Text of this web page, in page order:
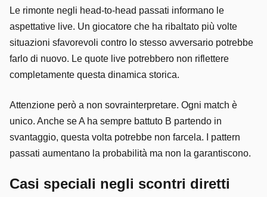
Le rimonte negli head-to-head passati informano le
aspettative live. Un giocatore che ha ribaltato più volte
situazioni sfavorevoli contro lo stesso avversario potrebbe
farlo di nuovo. Le quote live potrebbero non riflettere
completamente questa dinamica storica.
Attenzione però a non sovrainterpretare. Ogni match è
unico. Anche se A ha sempre battuto B partendo in
svantaggio, questa volta potrebbe non farcela. I pattern
passati aumentano la probabilità ma non la garantiscono.
Casi speciali negli scontri diretti